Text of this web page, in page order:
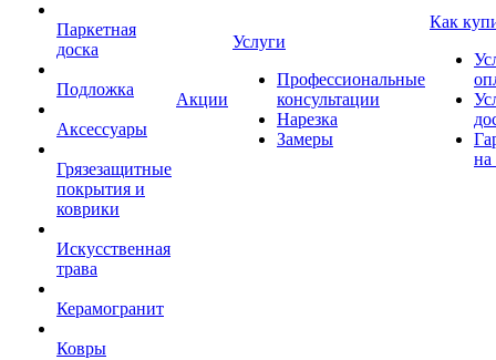
Паркетная
доска
Подложка
Аксессуары
Грязезащитные
покрытия и
коврики
Искусственная
трава
Керамогранит
Ковры
Акции
Услуги
Профессиональные
консультации
Нарезка
Замеры
Как
на